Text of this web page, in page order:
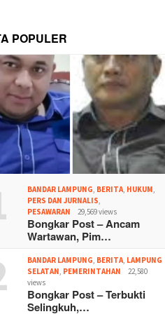
POPULER
BANDAR LAMPUNG BERITA HUKUM
PERS DAN JURNALIS
PESAWARAN
29,569 views
Bongkar Post – Ancam
Wartawan, Pim…
BANDAR LAMPUNG BERITA LAMPUNG
SELATAN PEMERINTAHAN
22,580
views
Bongkar Post – Terbukti
Selingkuh,…